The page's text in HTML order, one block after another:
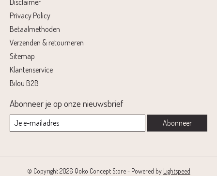
Privacy Policy
Betaalmethoden
Verzenden & retourneren
Sitemap
Klantenservice
Bilou B2B
Abonneer je op onze nieuwsbrief
Abonneer
© Copyright 2026 Qoko Concept Store - Powered by Lightspeed